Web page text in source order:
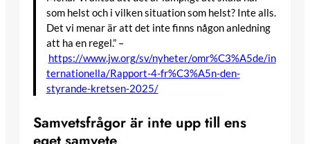
som helst och i vilken situation som helst? Inte alls.
Det vi menar är att det inte finns någon anledning
att ha en regel.” –
https://www.jw.org/sv/nyheter/omr%C3%A5de/in
ternationella/Rapport-4-fr%C3%A5n-den-
styrande-kretsen-2025/
Samvetsfrågor är inte upp till ens